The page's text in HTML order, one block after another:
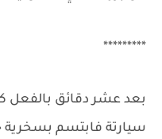
*********
بعد عشر دقائق بالفعل
سيارتة فابتسم بسخرية